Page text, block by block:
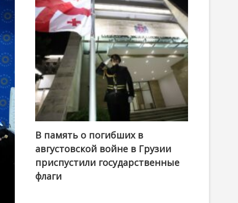
o
n
В память о погибших в
августовской войне в Грузии
приспустили государственные
флаги